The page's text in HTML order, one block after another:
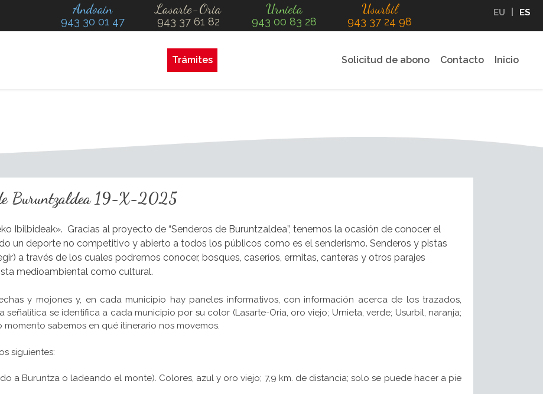
Andoain
943 30 01 47
Lasarte-Oria
943 37 61 82
Urnieta
943 00 83 28
Usurbil
943 37 24 98
EU ES
Trámites Solicitud de abono Contacto Inicio
Buruntzaldea 19-X-2025
Ibilbideak». Gracias al proyecto de “Senderos de Buruntzaldea”, tenemos la ocasión de conocer el
un deporte no competitivo y abierto a todos los públicos como es el senderismo. Senderos y pistas
a través de los cuales podremos conocer, bosques, caseríos, ermitas, canteras y otros parajes
medioambiental como cultural.
y mojones y, en cada municipio hay paneles informativos, con información acerca de los trazados,
señalítica se identifica a cada municipio por su color (Lasarte-Oria, oro viejo; Urnieta, verde; Usurbil, naranja;
sabemos en qué itinerario nos movemos.
siguientes:
a Buruntza o ladeando el monte). Colores, azul y oro viejo; 7,9 km. de distancia; solo se puede hacer a pie